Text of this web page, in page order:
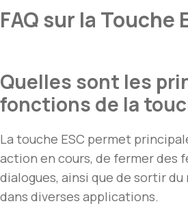
FAQ sur la Touche
Quelles sont les
fonctions de la
La touche ESC permet
action en cours, de fermer des
dialogues, ainsi que de sortir
dans diverses applications.